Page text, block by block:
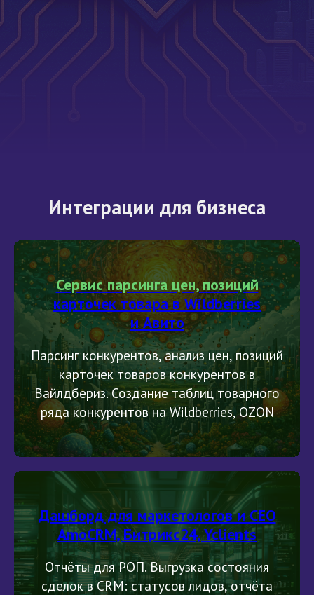
Интеграции для бизнеса
Сервис парсинга цен, позиций
карточек товара в Wildberries
и Авито
Парсинг конкурентов, анализ цен, позиций
карточек товаров конкурентов в
Вайлдбериз. Создание таблиц товарного
ряда конкурентов на Wildberries, OZON
Дашборд для маркетологов и CEO
AmoCRM, Битрикс24, Yclients
Отчёты для РОП. Выгрузка состояния
сделок в CRM: статусов лидов, отчёта